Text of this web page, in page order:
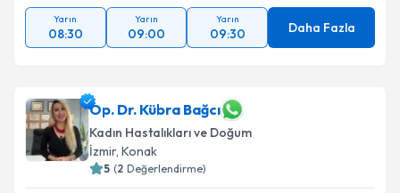
Yarın
08:30
Yarın
09:00
Yarın
09:30 Daha Fazla
Op. Dr. Kübra Bağcı
Kadın Hastalıkları ve Doğum
İzmir, Konak
5 (2 Değerlendirme)